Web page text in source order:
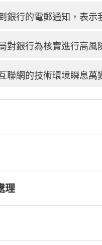
銀行的電郵通知，表示
對銀行為核實進行高風
聯網的技術環境瞬息
理